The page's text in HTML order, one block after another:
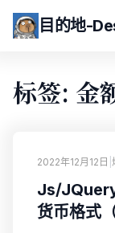
目的地-
标签: 金
2022年12月12日
Js/
货币格式